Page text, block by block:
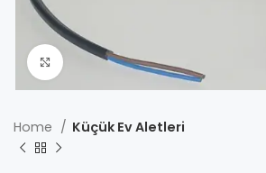
Click to enlarge
Home Küçük Ev Aletleri